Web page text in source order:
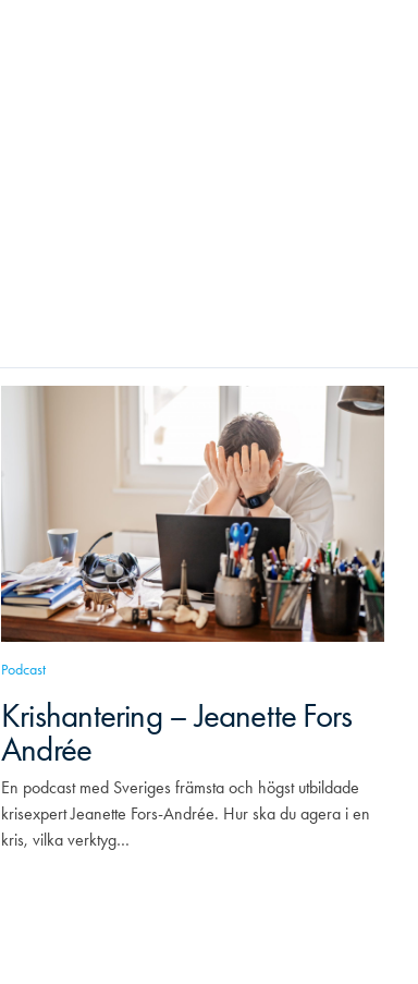
Podcast
Krishantering – Jeanette Fors
Andrée
En podcast med Sveriges främsta och högst utbildade
krisexpert Jeanette Fors-Andrée. Hur ska du agera i en
kris, vilka verktyg…